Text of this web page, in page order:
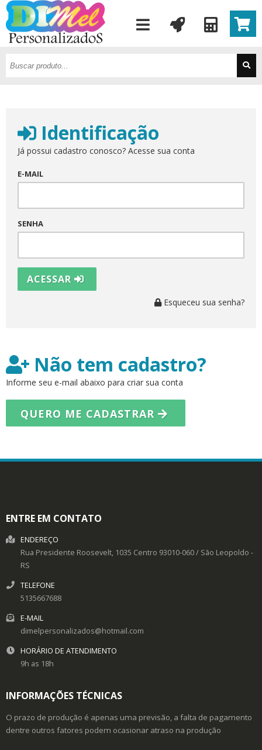
Identificação
Já possui cadastro conosco? Acesse sua conta
E-MAIL
SENHA
ACESSAR
Esqueceu sua senha?
Não tem cadastro?
Informe seu e-mail abaixo para criar sua conta
QUERO ME CADASTRAR
ENTRE EM CONTATO
ENDEREÇO
Rua Presidente Roosevelt, 1035 Centro 93010-060/ São Leopoldo -
RS
TELEFONE
5135667688
E-MAIL
dimelpersonalizados@hotmail.com
HORÁRIO DE ATENDIMENTO
9h as 18h
INFORMAÇÕES TÉCNICAS
O prazo de produção é apenas uma previsão, a falta de pagamento
dentre outros fatores podem ocasionar atraso na produção